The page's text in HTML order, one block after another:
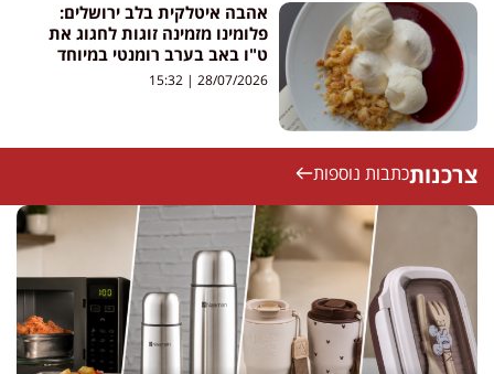
אהבה איטלקית בלב ירושלים:
פלומינו מזמינה זוגות לחגוג את
ט"ו באב בערב רומנטי במיוחד
28/07/2026
צרכנותכתבות נוספות